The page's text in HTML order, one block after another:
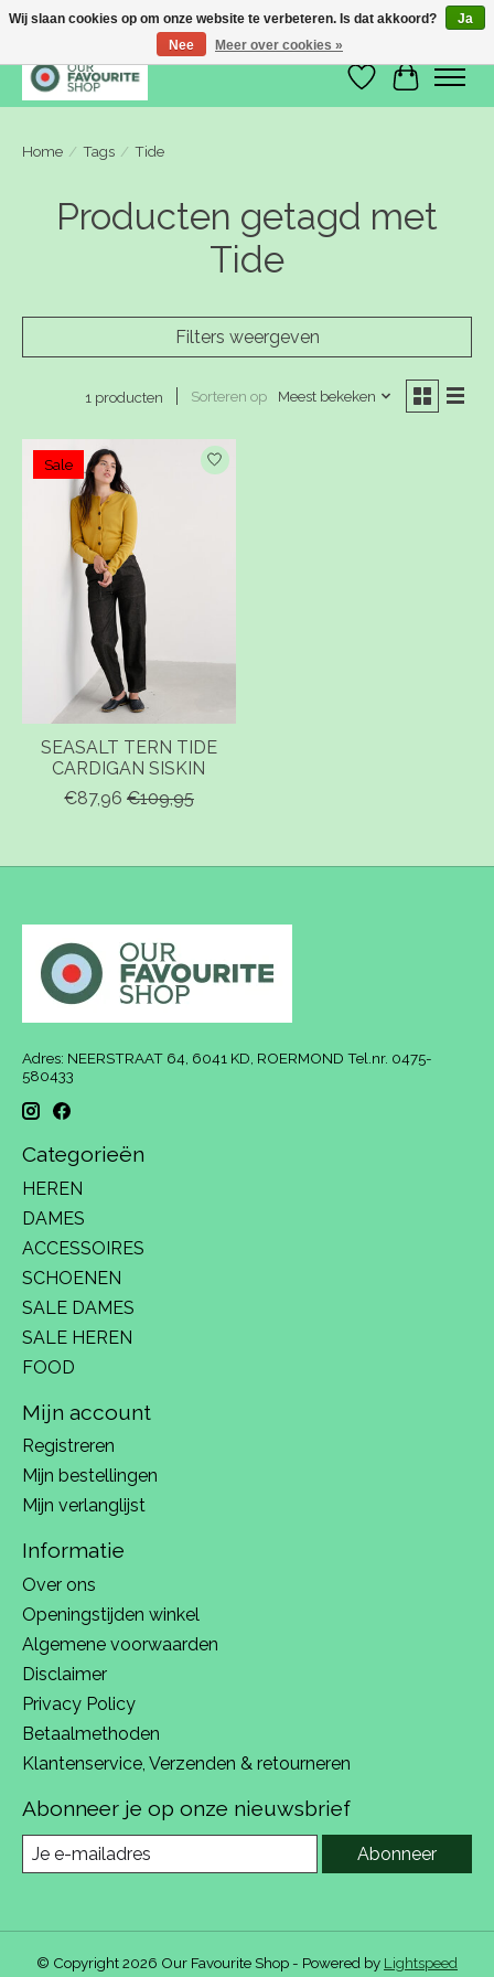
Verlanglijst
Home / Tags / Tide
Producten getagd met
Tide
Filters weergeven
1 producten Sorteren op Meest bekeken
Sale
SEASALT TERN TIDE
CARDIGAN SISKIN
€87,96 €109,95
Adres: NEERSTRAAT 64, 6041 KD, ROERMOND Tel.nr. 0475-
580433
Categorieën
HEREN
DAMES
ACCESSOIRES
SCHOENEN
SALE DAMES
SALE HEREN
FOOD
Mijn account
Registreren
Mijn bestellingen
Mijn verlanglijst
Informatie
Over ons
Openingstijden winkel
Algemene voorwaarden
Disclaimer
Privacy Policy
Betaalmethoden
Klantenservice, Verzenden & retourneren
Abonneer je op onze nieuwsbrief
Abonneer
© Copyright 2026 Our Favourite Shop - Powered by Lightspeed
Wij slaan cookies op om onze website te verbeteren. Is dat akkoord?
Ja
Nee
Meer over cookies »